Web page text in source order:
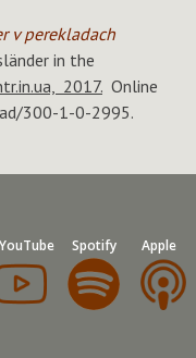
v perekladach
in the
2017. Online
300-1-0-2995.
YouTube Spotify Apple